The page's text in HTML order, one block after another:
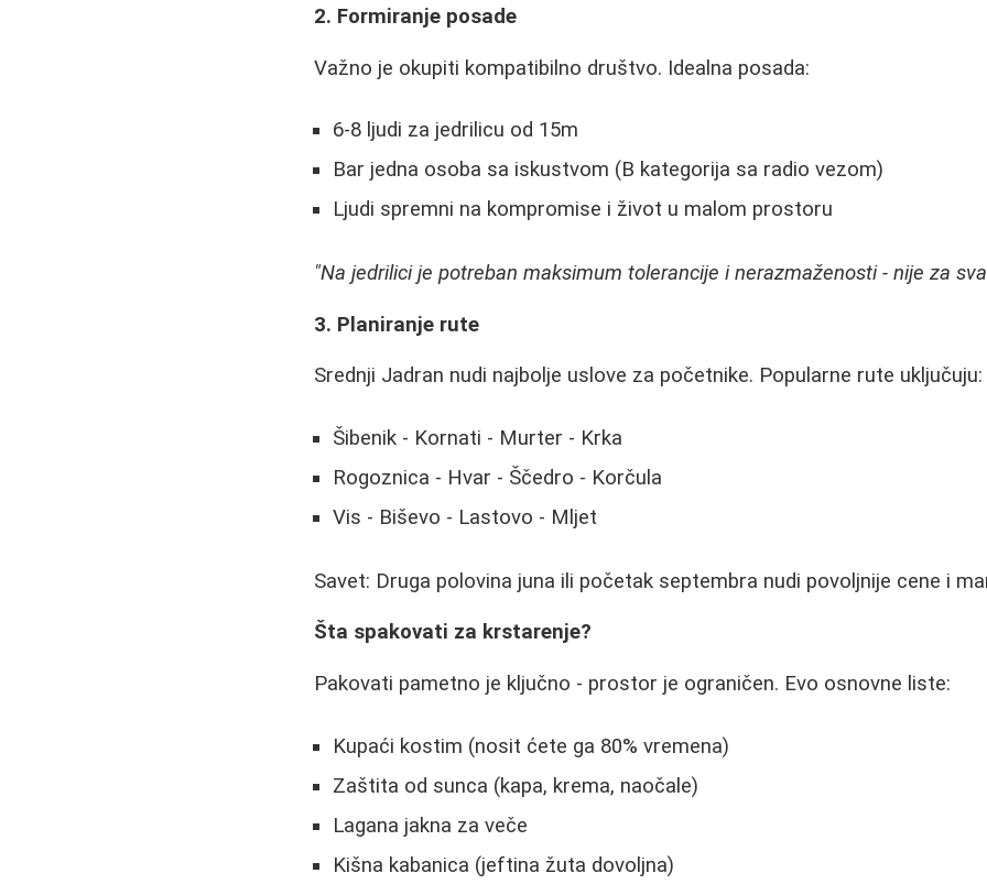
2. Formiranje posade
Važno je okupiti kompatibilno društvo. Idealna posada:
6-8 ljudi za jedrilicu od 15m
Bar jedna osoba sa iskustvom (B kategorija sa radio vezom)
Ljudi spremni na kompromise i život u malom prostoru
"Na jedrilici je potreban maksimum tolerancije i nerazmaženosti - nije za
3. Planiranje rute
Srednji Jadran nudi najbolje uslove za početnike. Popularne rute uključuju:
Šibenik - Kornati - Murter - Krka
Rogoznica - Hvar - Ščedro - Korčula
Vis - Biševo - Lastovo - Mljet
Savet: Druga polovina juna ili početak septembra nudi povoljnije cene i
Šta spakovati za krstarenje?
Pakovati pametno je ključno - prostor je ograničen. Evo osnovne liste:
Kupaći kostim (nosit ćete ga 80% vremena)
Zaštita od sunca (kapa, krema, naočale)
Lagana jakna za veče
Kišna kabanica (jeftina žuta dovoljna)